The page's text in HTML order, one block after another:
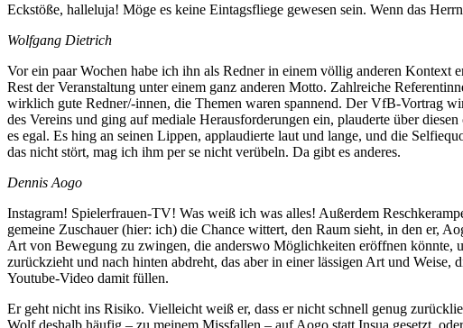
Eckstöße, halleluja! Möge es keine Eintagsfliege gewesen sein. Wenn das
Wolfgang Dietrich
Vor ein paar Wochen habe ich ihn als Redner in einem völlig anderen Kontext
Rest der Veranstaltung unter einem ganz anderen Motto. Zahlreiche
wirklich gute Redner/-innen, die Themen waren spannend. Der VfB-Vortrag
des Vereins und ging auf mediale Herausforderungen ein, plauderte über
es egal. Es hing an seinen Lippen, applaudierte laut und lange, und die
das nicht stört, mag ich ihm per se nicht verübeln. Da gibt es anderes.
Dennis Aogo
Instagram! Spielerfrauen-TV! Was weiß ich was alles! Außerdem
gemeine Zuschauer (hier: ich) die Chance wittert, den Raum sieht, in den er,
Art von Bewegung zu zwingen, die anderswo Möglichkeiten eröffnen könnte,
zurückzieht und nach hinten abdreht, das aber in einer lässigen Art und
Youtube-Video damit füllen.
Er geht nicht ins Risiko. Vielleicht weiß er, dass er nicht schnell genug
Wolf deshalb häufig – zu meinem Missfallen – auf Aogo statt Insua gesetzt,